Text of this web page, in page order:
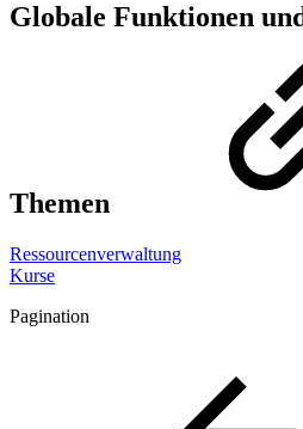
Globale Funktionen
Themen
Ressourcenverwaltung
Kurse
Pagination